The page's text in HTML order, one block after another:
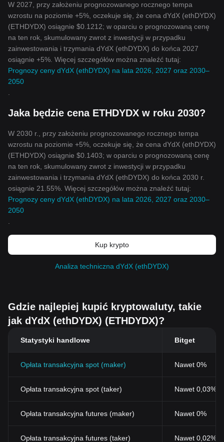
W 2027, przy założeniu prognozowanego rocznego tempa
wzrostu na poziomie +5%, oczekuje się, że cena dYdX (ethDYDX)
(ETHDYDX) osiągnie $0.1212; w oparciu o prognozowaną cenę
na ten rok, skumulowany zwrot z inwestycji w przypadku
zainwestowania i trzymania dYdX (ethDYDX) do końca 2027
osiągnie +5%. Więcej szczegółów można znaleźć tutaj:
Prognozy ceny dYdX (ethDYDX) na lata 2026, 2027 oraz 2030–
2050
Jaka będzie cena ETHDYDX w roku 2030?
W 2030 r., przy założeniu prognozowanego rocznego tempa
wzrostu na poziomie +5%, oczekuje się, że cena dYdX (ethDYDX)
(ETHDYDX) osiągnie $0.1403; w oparciu o prognozowaną cenę
na ten rok, skumulowany zwrot z inwestycji w przypadku
zainwestowania i trzymania dYdX (ethDYDX) do końca 2030 r.
osiągnie 21.55%. Więcej szczegółów można znaleźć tutaj:
Prognozy ceny dYdX (ethDYDX) na lata 2026, 2027 oraz 2030–
2050
Kup krypto
Analiza techniczna dYdX (ethDYDX)
Gdzie najlepiej kupić kryptowaluty, takie
jak dYdX (ethDYDX) (ETHDYDX)?
Statystyki handlowe Bitget
Opłata transakcyjna spot (maker) Nawet 0%
Opłata transakcyjna spot (taker) Nawet 0,03%
Opłata transakcyjna futures (maker) Nawet 0%
Opłata transakcyjna futures (taker) Nawet 0,02%